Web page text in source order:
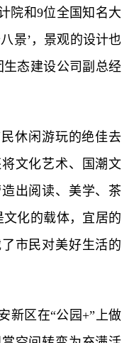
院和9位全国知名大
景’，景观的设计也
态建设公司副总经
休闲游玩的绝佳去
文化艺术、国潮文
出阅读、美学、茶
化的载体，宜居的
市民对美好生活的
新区在“公园+”上做